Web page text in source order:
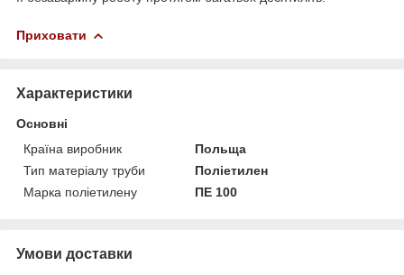
Приховати
Характеристики
Основні
Країна виробник
Польща
Тип матеріалу труби
Поліетилен
Марка поліетилену
ПЕ 100
Умови доставки